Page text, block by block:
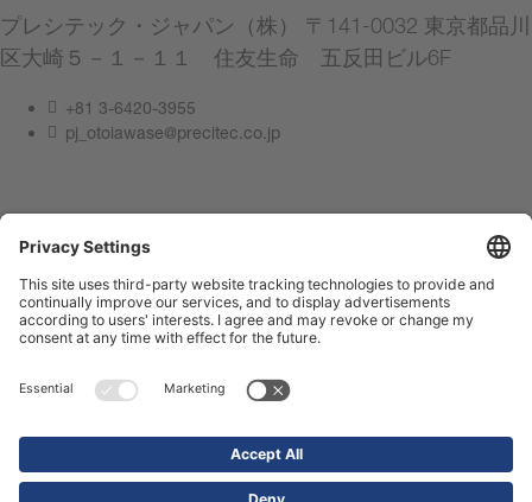
プレシテック・ジャパン（株） 〒141-0032 東京都品川
区大崎５－１－１１ 住友生命 五反田ビル6F
+81 3-6420-3955
pj_otoiawase@precitec.co.jp
サイト管理者情報
利用規約